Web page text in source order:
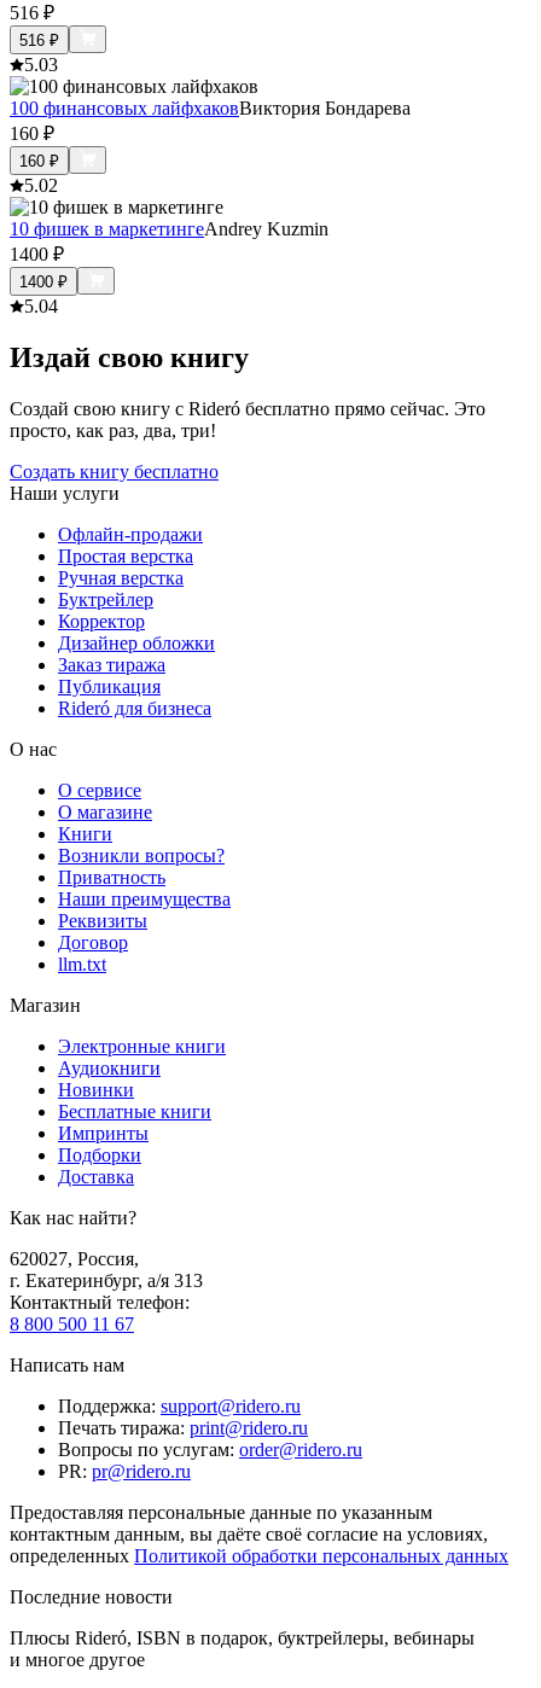
516 ₽
516 ₽
5.03
100 финансовых лайфхаковВиктория Бондарева
160 ₽
160 ₽
5.02
10 фишек в маркетингеAndrey Kuzmin
1400 ₽
1400 ₽
5.04
Издай свою книгу
Создай свою книгу с Rideró бесплатно прямо сейчас. Это
просто, как раз, два, три!
Создать книгу бесплатно
Наши услуги
Офлайн-продажи
Простая верстка
Ручная верстка
Буктрейлер
Корректор
Дизайнер обложки
Заказ тиража
Публикация
Rideró для бизнеса
О нас
О сервисе
О магазине
Книги
Возникли вопросы?
Приватность
Наши преимущества
Реквизиты
Договор
llm.txt
Магазин
Электронные книги
Аудиокниги
Новинки
Бесплатные книги
Импринты
Подборки
Доставка
Как нас найти?
620027, Россия,
г. Екатеринбург, а/я 313
Контактный телефон:
8 800 500 11 67
Написать нам
Поддержка: support@ridero.ru
Печать тиража: print@ridero.ru
Вопросы по услугам: order@ridero.ru
PR: pr@ridero.ru
Предоставляя персональные данные по указанным
контактным данным, вы даёте своё согласие на условиях,
определенных Политикой обработки персональных данных
Последние новости
Плюсы Rideró, ISBN в подарок, буктрейлеры, вебинары
и многое другое